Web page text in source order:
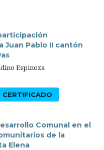
Juan Pablo II cantón
Espinoza
CERTIFICADO
Comunal en el
de la
Elena